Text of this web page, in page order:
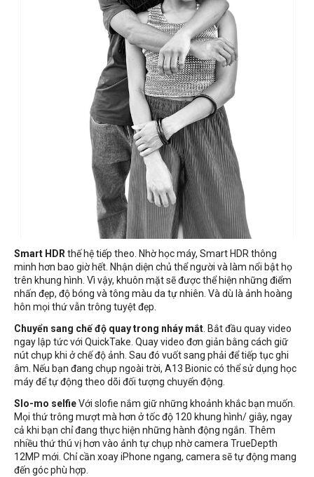
Smart HDRthế hệ tiếp theo. Nhờ học máy, Smart HDR thông
minh hơn bao giờ hết. Nhận diện chủ thể người và làm nổi bật họ
trên khung hình. Vì vậy, khuôn mặt sẽ được thể hiện những điểm
nhấn đẹp, độ bóng và tông màu da tự nhiên. Và dù là ảnh hoàng
hôn mọi thứ vẫn trông tuyệt đẹp.
Chuyển sang chế độ quay trong nháy mắt. Bắt đầu quay video
ngay lập tức với QuickTake. Quay video đơn giản bằng cách giữ
nút chụp khi ở chế độ ảnh. Sau đó vuốt sang phải để tiếp tục ghi
âm. Nếu bạn đang chụp ngoài trời, A13 Bionic có thể sử dụng học
máy để tự động theo dõi đối tượng chuyển động.
Slo-mo selfieVới slofie nắm giữ những khoảnh khắc bạn muốn.
Mọi thứ trông mượt mà hơn ở tốc độ 120 khung hình/ giây, ngay
cả khi bạn chỉ đang thực hiện những hành động ngắn. Thêm
nhiều thứ thú vị hơn vào ảnh tự chụp nhờ camera TrueDepth
12MP mới. Chỉ cần xoay iPhone ngang, camera sẽ tự động mang
đến góc phù hợp.